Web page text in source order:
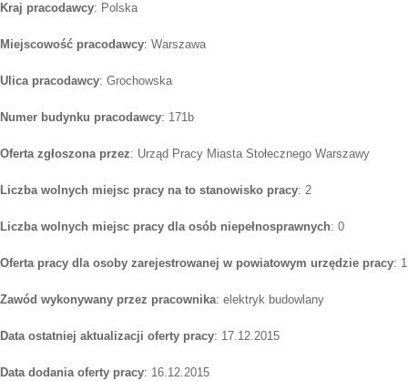
Kraj pracodawcy: Polska
Miejscowość pracodawcy: Warszawa
Ulica pracodawcy: Grochowska
Numer budynku pracodawcy: 171b
Oferta zgłoszona przez: Urząd Pracy Miasta Stołecznego Warszawy
Liczba wolnych miejsc pracy na to stanowisko pracy: 2
Liczba wolnych miejsc pracy dla osób niepełnosprawnych: 0
Oferta pracy dla osoby zarejestrowanej w powiatowym urzędzie pracy: 1
Zawód wykonywany przez pracownika: elektryk budowlany
Data ostatniej aktualizacji oferty pracy: 17.12.2015
Data dodania oferty pracy: 16.12.2015